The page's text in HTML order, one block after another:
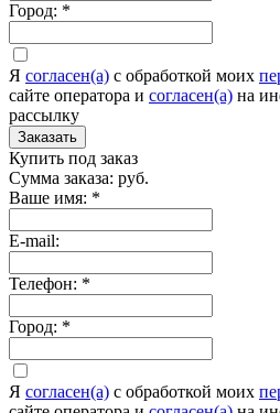
Город: *
Я согласен(а) c обработкой моих
сайте оператора и согласен(а) на
рассылку
Заказать
Купить под заказ
Сумма заказа: руб.
Ваше имя: *
E-mail:
Телефон: *
Город: *
Я согласен(а) c обработкой моих